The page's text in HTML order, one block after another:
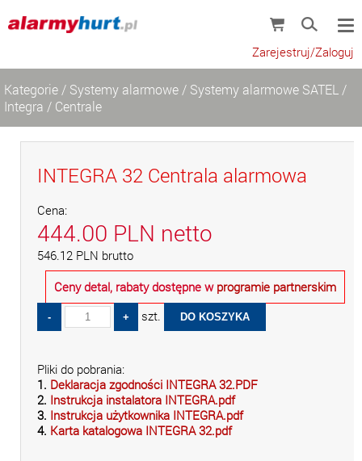
Zarejestruj/Zaloguj
Kategorie / Systemy alarmowe / Systemy alarmowe SATEL /
Integra / Centrale
INTEGRA 32 Centrala alarmowa
Cena:
444.00 PLN netto
546.12 PLN brutto
Ceny detal, rabaty dostępne w programie partnerskim
szt.
Pliki do pobrania:
1. Deklaracja zgodności INTEGRA 32.PDF
2. Instrukcja instalatora INTEGRA.pdf
3. Instrukcja użytkownika INTEGRA.pdf
4. Karta katalogowa INTEGRA 32.pdf